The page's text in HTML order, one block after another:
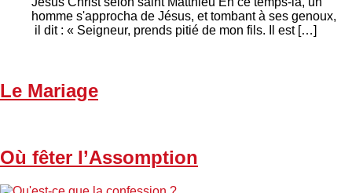
homme s'approcha de Jésus, et tombant à ses genoux,
il dit : « Seigneur, prends pitié de mon fils. Il est […]
Le Mariage
Où fêter l’Assomption